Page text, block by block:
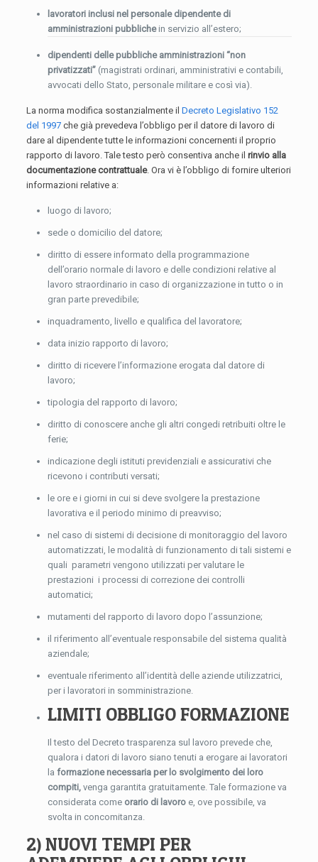
lavoratori inclusi nel personale dipendente di
amministrazioni pubblichein servizio all’estero;
dipendenti delle pubbliche amministrazioni “non
privatizzati” (magistrati ordinari, amministrativi e contabili,
avvocati dello Stato, personale militare e così via).
La norma modifica sostanzialmente ilDecreto Legislativo 152
del 1997 che già prevedeva l’obbligo per il datore di lavoro di
dare al dipendente tutte le informazioni concernenti il proprio
rapporto di lavoro. Tale testo però consentiva anche ilrinvio alla
documentazione contrattuale. Ora vi è l’obbligo di fornire ulteriori
informazioni relative a:
luogo di lavoro;
sede o domicilio del datore;
diritto di essere informato della programmazione
dell’orario normale di lavoro e delle condizioni relative al
lavoro straordinario in caso di organizzazione in tutto o in
gran parte prevedibile;
inquadramento, livello e qualifica del lavoratore;
data inizio rapporto di lavoro;
diritto di ricevere l’informazione erogata dal datore di
lavoro;
tipologia del rapporto di lavoro;
diritto di conoscere anche gli altri congedi retribuiti oltre le
ferie;
indicazione degli istituti previdenziali e assicurativi che
ricevono i contributi versati;
le ore e i giorni in cui si deve svolgere la prestazione
lavorativa e il periodo minimo di preavviso;
nel caso di sistemi di decisione di monitoraggio del lavoro
automatizzati, le modalità di funzionamento di tali sistemi e
quali parametri vengono utilizzati per valutare le
prestazioni i processi di correzione dei controlli
automatici;
mutamenti del rapporto di lavoro dopo l’assunzione;
il riferimento all’eventuale responsabile del sistema qualità
aziendale;
eventuale riferimento all’identità delle aziende utilizzatrici,
per i lavoratori in somministrazione.
LIMITI OBBLIGO FORMAZIONE
Il testo del Decreto trasparenza sul lavoro prevede che,
qualora i datori di lavoro siano tenuti a erogare ai lavoratori
la formazione necessaria per lo svolgimento dei loro
compiti, venga garantita gratuitamente. Tale formazione va
considerata come orario di lavoro e, ove possibile, va
svolta in concomitanza.
2) NUOVI TEMPI PER